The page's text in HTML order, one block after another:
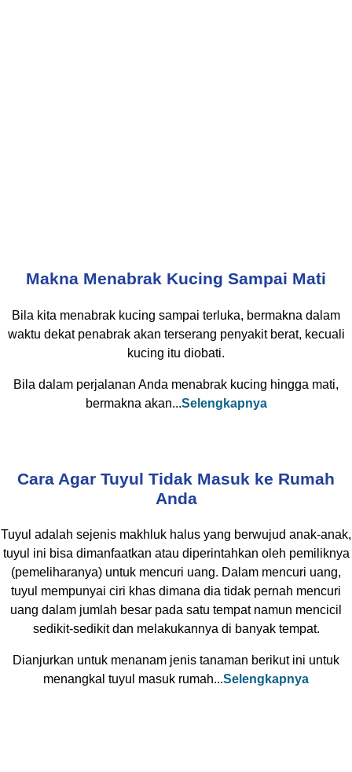
Makna Menabrak Kucing Sampai Mati
Bila kita menabrak kucing sampai terluka, bermakna dalam
waktu dekat penabrak akan terserang penyakit berat, kecuali
kucing itu diobati.
Bila dalam perjalanan Anda menabrak kucing hingga mati,
bermakna akan...Selengkapnya
Cara Agar Tuyul Tidak Masuk ke Rumah
Anda
Tuyul adalah sejenis makhluk halus yang berwujud anak-anak,
tuyul ini bisa dimanfaatkan atau diperintahkan oleh pemiliknya
(pemeliharanya) untuk mencuri uang. Dalam mencuri uang,
tuyul mempunyai ciri khas dimana dia tidak pernah mencuri
uang dalam jumlah besar pada satu tempat namun mencicil
sedikit-sedikit dan melakukannya di banyak tempat.
Dianjurkan untuk menanam jenis tanaman berikut ini untuk
menangkal tuyul masuk rumah...Selengkapnya